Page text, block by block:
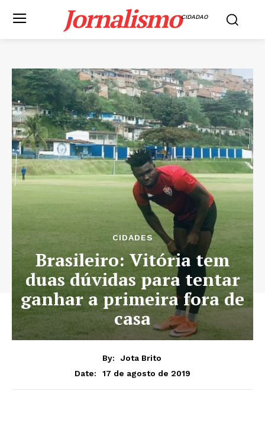
JornalismoCIDADAO
CIDADES
Brasileiro: Vitória tem
duas dúvidas para tentar
ganhar a primeira fora de
casa
By:
Jota Brito
Date:
17 de agosto de 2019